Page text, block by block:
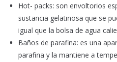
Hot- packs: son envoltorios
sustancia gelatinosa que se
igual que la bolsa de agua
Baños de parafina: es una
parafina y la mantiene a